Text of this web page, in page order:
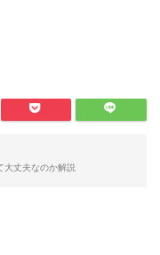
丈夫なのか解説